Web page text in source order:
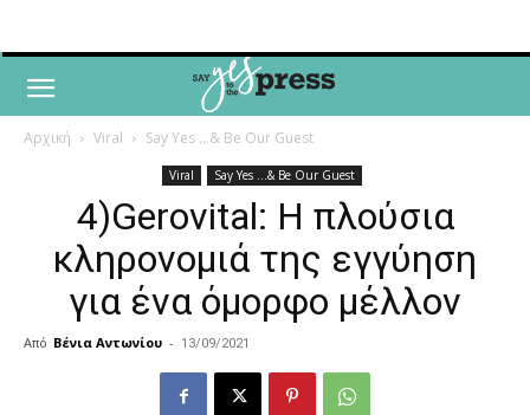
Αρχική Viral Say Yes ...& Be Our Guest
Viral Say Yes ...& Be Our Guest
4)Gerovital: Η πλούσια
κληρονομιά της εγγύηση
για ένα όμορφο μέλλον
Από Βένια Αντωνίου - 13/09/2021